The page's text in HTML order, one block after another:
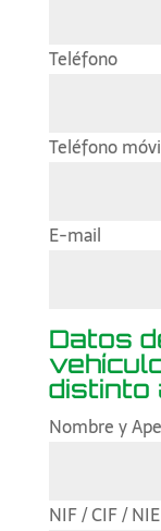
Teléfono
Teléfono
E-mail
Datos
distinto
Nombre y
NIF / CIF / NIE